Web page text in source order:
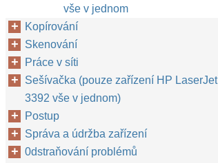
vše v jednom
Kopírování
Skenování
Práce v síti
Sešívačka (pouze zařízení HP LaserJet
3392 vše v jednom)
Postup
Správa a údržba zařízení
0dstraňování problémů